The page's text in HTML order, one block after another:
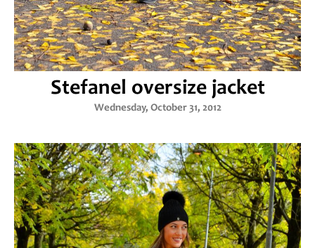
Stefanel oversize jacket
Wednesday, October 31, 2012